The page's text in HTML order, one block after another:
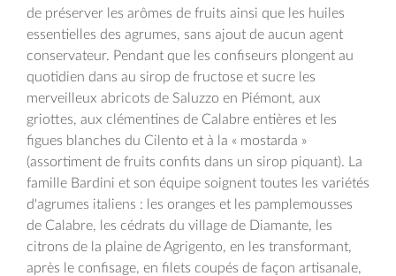
de préserver les arômes de fruits ainsi que les huiles
essentielles des agrumes, sans ajout de aucun agent
conservateur. Pendant que les confiseurs plongent au
quotidien dans au sirop de fructose et sucre les
merveilleux abricots de Saluzzo en Piémont, aux
griottes, aux clémentines de Calabre entières et les
figues blanches du Cilento et à la « mostarda »
(assortiment de fruits confits dans un sirop piquant). La
famille Bardini et son équipe soignent toutes les variétés
d'agrumes italiens : les oranges et les pamplemousses
de Calabre, les cédrats du village de Diamante, les
citrons de la plaine de Agrigento, en les transformant,
après le confisage, en filets coupés de façon artisanale,